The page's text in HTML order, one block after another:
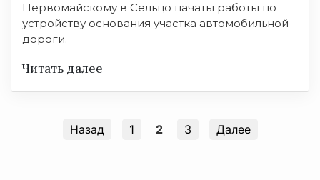
Первомайскому в Сельцо начаты работы по
устройству основания участка автомобильной
дороги.
Читать далее
Назад 1 2 3 Далее